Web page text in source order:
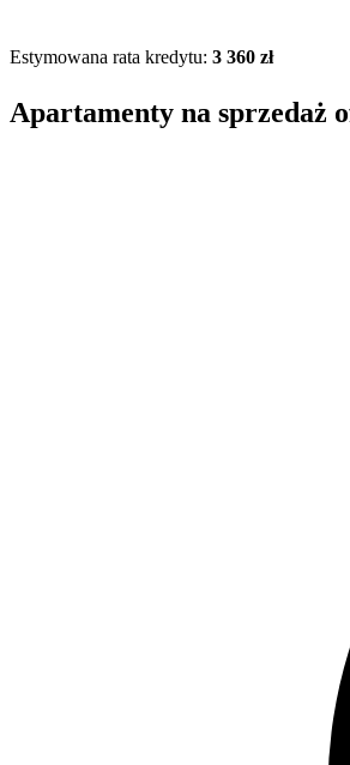
Estymowana rata kredytu: 3 360 zł
Apartamenty na sprzedaż